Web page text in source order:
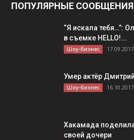
ПОПУЛЯРНЫЕ СООБЩЕНИЯ
“Я искала тебя…”:
в съемке HELLO!...
Шоу-бизнес 17.09.2017
Умер актёр
Шоу-бизнес 16.10.2017
Хакамада
своей дочери